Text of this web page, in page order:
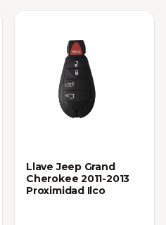
Llave Jeep Grand
Cherokee 2011-2013
Proximidad Ilco